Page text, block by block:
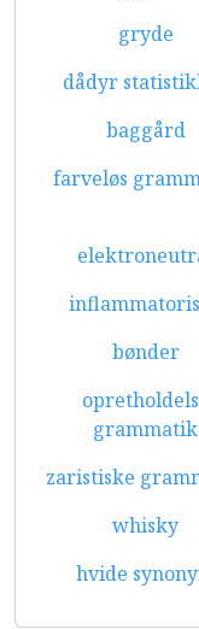
gryde
dådyr
baggård
farveløs
bønder
grammatik
zaristiske
whisky
hvide